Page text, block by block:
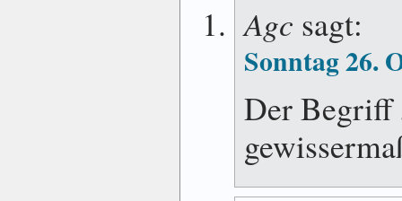
Agc sagt:
Sonntag 26.
Der Begriff